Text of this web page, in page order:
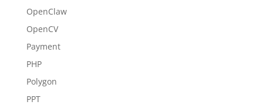
OpenClaw
OpenCV
Payment
PHP
Polygon
PPT